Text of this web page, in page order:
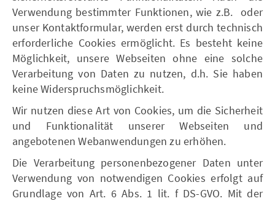
Verwendung bestimmter Funktionen, wie z.B. oder
unser Kontaktformular, werden erst durch technisch
erforderliche Cookies ermöglicht. Es besteht keine
Möglichkeit, unsere Webseiten ohne eine solche
Verarbeitung von Daten zu nutzen, d.h. Sie haben
keine Widerspruchsmöglichkeit.
Wir nutzen diese Art von Cookies, um die Sicherheit
und Funktionalität unserer Webseiten und
angebotenen Webanwendungen zu erhöhen.
Die Verarbeitung personenbezogener Daten unter
Verwendung von notwendigen Cookies erfolgt auf
Grundlage von Art. 6 Abs. 1 lit. f DS-GVO. Mit der